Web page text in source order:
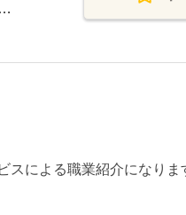
による職業紹介になりま